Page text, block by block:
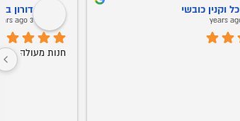
חברים אני ממליץ על אופיס רויאל מכל הלב!